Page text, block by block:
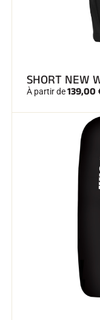
SHORT NEW
À partir de139,00